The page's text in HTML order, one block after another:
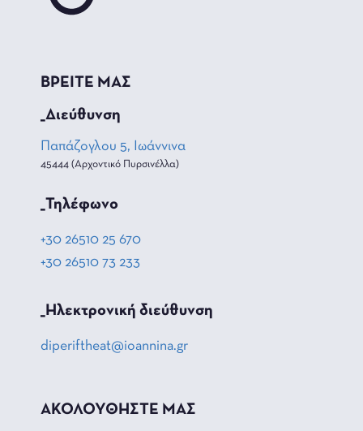
ΒΡΕΙΤΕ ΜΑΣ
_Διεύθυνση
Παπάζογλου 5, Ιωάννινα
45444 (Αρχοντικό Πυρσινέλλα)
_Τηλέφωνο
+30 26510 25 670
+30 26510 73 233
_Hλεκτρονική διεύθυνση
diperiftheat@ioannina.gr
ΑΚΟΛΟΥΘΗΣΤΕ ΜΑΣ